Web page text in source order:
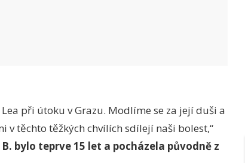
při útoku v Grazu. Modlíme se za její duši a
v těchto těžkých chvílích sdílejí naši bolest,“
B. bylo teprve 15 let a pocházela původně z